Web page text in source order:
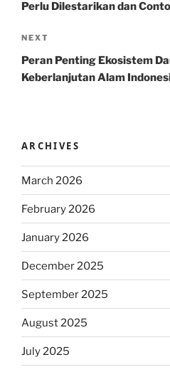
Perlu Dilestarikan dan
Next
Post
NEXT
Peran Penting Ekosistem
Keberlanjutan Alam
ARCHIVES
March 2026
February 2026
January 2026
December 2025
September 2025
August 2025
July 2025